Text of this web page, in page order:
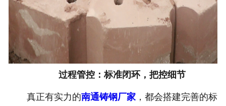
过程管控：标准闭环，把控细节
真正有实力的南通铸钢厂家，都会搭建完善的标